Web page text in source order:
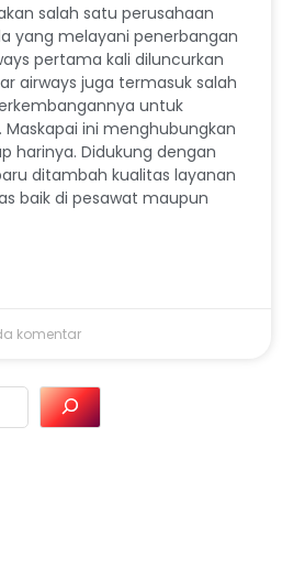
salah satu perusahaan
yang melayani penerbangan
pertama kali diluncurkan
airways juga termasuk salah
untuk
ini menghubungkan
harinya. Didukung dengan
ditambah kualitas layanan
baik di pesawat maupun
komentar